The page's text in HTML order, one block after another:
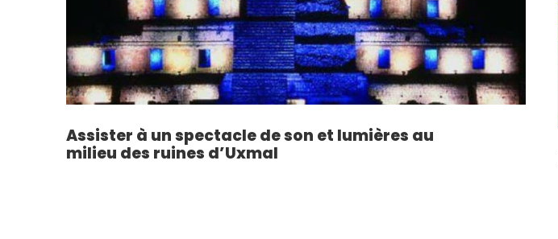
Assister à un spectacle de son et lumières au
milieu des ruines d’Uxmal